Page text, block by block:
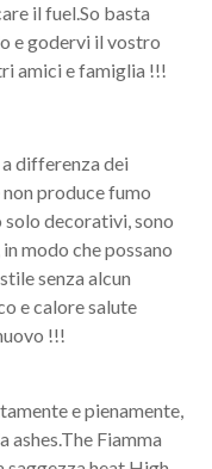
il fuel.So basta
e godervi il vostro
amici e famiglia !!!
differenza dei
produce fumo
solo decorativi, sono
modo che possano
senza alcun
e calore salute
!!!
e pienamente,
ashes.The Fiamma